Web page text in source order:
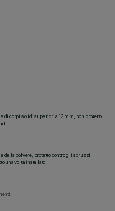
di corpi solidi superiori a 12 mm, non protetto
della polvere, protetto contro gli spruzzi.
una volta installato